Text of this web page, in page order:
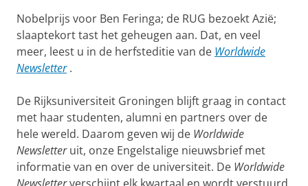
Nobelprijs voor Ben Feringa; de RUG bezoekt Azië;
slaaptekort tast het geheugen aan. Dat, en veel
meer, leest u in de herfsteditie van de Worldwide
Newsletter .
De Rijksuniversiteit Groningen blijft graag in contact
met haar studenten, alumni en partners over de
hele wereld. Daarom geven wij de Worldwide
Newsletteruit, onze Engelstalige nieuwsbrief met
informatie van en over de universiteit. De Worldwide